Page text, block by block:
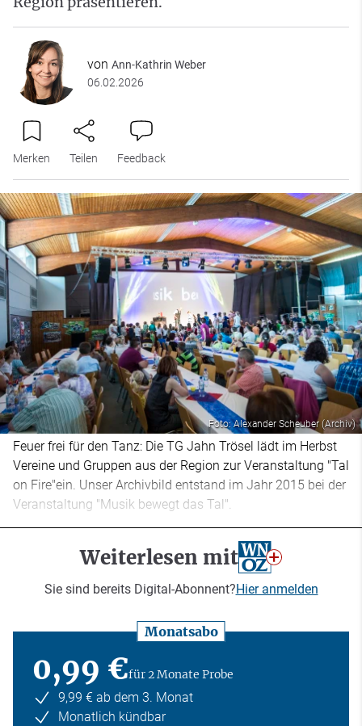
von Ann-Kathrin Weber
06.02.2026
Merken Teilen Feedback
Foto: Alexander Scheuber (Archiv)
Feuer frei für den Tanz: Die TG Jahn Trösel lädt im Herbst
Vereine und Gruppen aus der Region zur Veranstaltung "Tal
on Fire"ein. Unser Archivbild entstand im Jahr 2015 bei der
Veranstaltung "Musik bewegt das Tal".
Weiterlesen mit
Sie sind bereits Digital-Abonnent?Hier anmelden
Monatsabo
0,99 €für 2 Monate Probe
9,99 € ab dem 3. Monat
Monatlich kündbar